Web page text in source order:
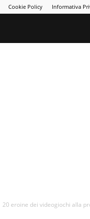
Cookie Policy Informativa
20 eroine dei videogiochi alla